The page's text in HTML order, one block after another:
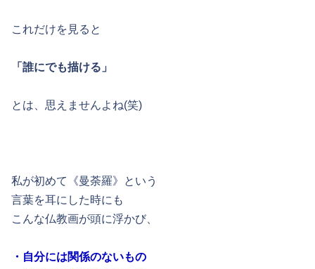
これだけを見ると
「誰にでも描ける」
とは、思えませんよね(笑)
私が初めて《曼荼羅》という
言葉を耳にした時にも
こんな仏教画が頭に浮かび、
・自分には関係のないもの